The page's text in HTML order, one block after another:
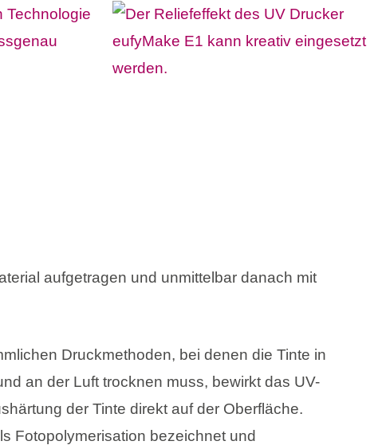
aufgetragen und unmittelbar danach mit
Druckmethoden, bei denen die Tinte in
an der Luft trocknen muss, bewirkt das UV-
der Tinte direkt auf der Oberfläche.
Fotopolymerisation bezeichnet und